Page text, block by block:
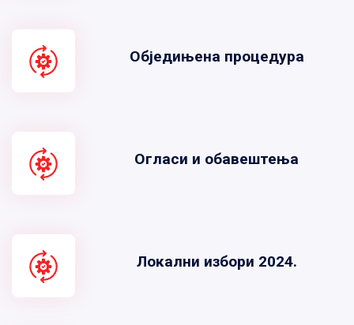
Обједињена процедура
Огласи и обавештења
Локални избори 2024.